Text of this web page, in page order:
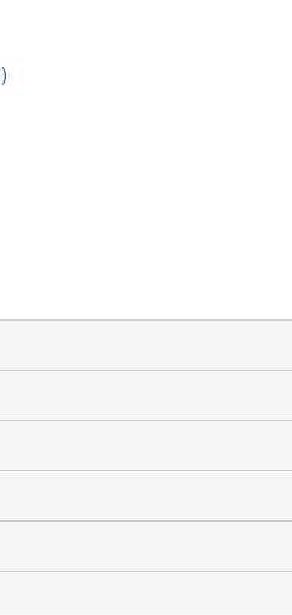
ン情報
ン
ム by K・DogSpa
案力